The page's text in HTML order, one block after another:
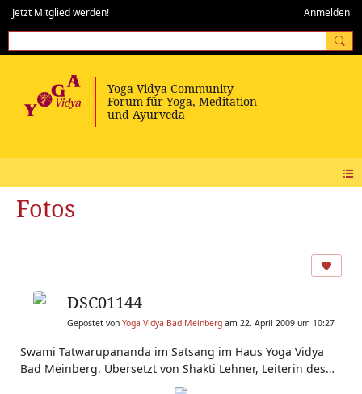
Jetzt Mitglied werden! Anmelden
Fotos
DSC01144
Gepostet von Yoga Vidya Bad Meinberg am 22. April 2009 um 10:27
Swami Tatwarupananda im Satsang im Haus Yoga Vidya
Bad Meinberg. Übersetzt von Shakti Lehner, Leiterin des